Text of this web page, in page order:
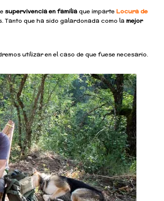
supervivencia en familiaque imparteLocura de
Tanto que ha sido galardonada como la mejor
utilizar en el caso de que fuese necesario.